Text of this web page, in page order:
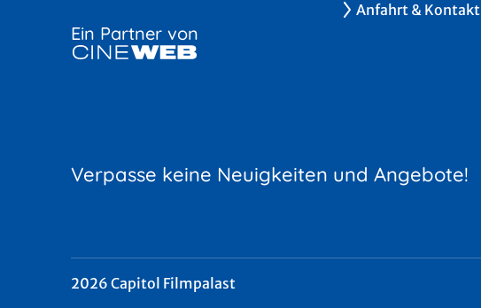
Ein Partner von
Anfahrt & Kontakt
Verpasse keine Neuigkeiten und Angebote!
2026 Capitol Filmpalast